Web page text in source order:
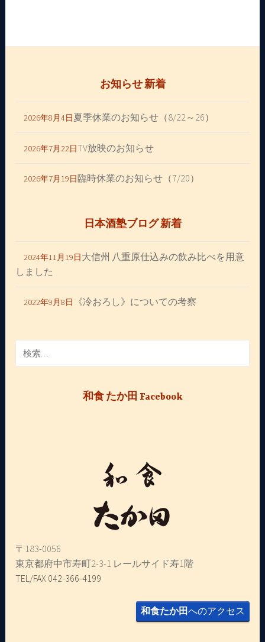
お知らせ 新着
2026年8月4日夏季休業のお知らせ（8/22～26）
2026年7月22日TV放映のお知らせ
2026年7月19日臨時休業のお知らせ（7/20）
日本酒塾ブログ 新着
2024年11月19日大信州 八重原仕込みの飲み比べを用意
しました
2022年9月8日 《冷おろし》についての考察
索:
和食 たか田 Facebook
〒183-0056
東京都府中市寿町2-3-1 レールサイド寿1階
TEL/FAX 042-366-4199
和食たか田へのアクセス